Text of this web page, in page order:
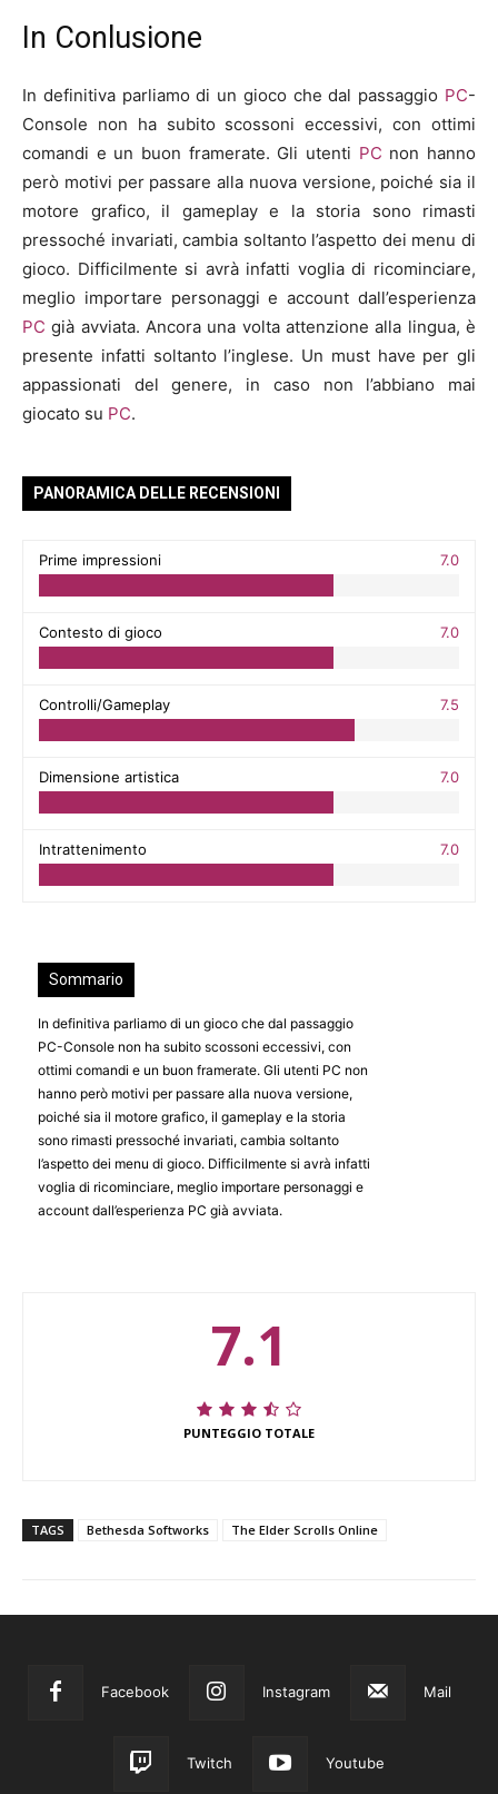
In Conlusione
In definitiva parliamo di un gioco che dal passaggio PC-
Console non ha subito scossoni eccessivi, con ottimi
comandi e un buon framerate. Gli utenti PC non hanno
però motivi per passare alla nuova versione, poiché sia il
motore grafico, il gameplay e la storia sono rimasti
pressoché invariati, cambia soltanto l’aspetto dei menu di
gioco. Difficilmente si avrà infatti voglia di ricominciare,
meglio importare personaggi e account dall’esperienza
PC già avviata. Ancora una volta attenzione alla lingua, è
presente infatti soltanto l’inglese. Un must have per gli
appassionati del genere, in caso non l’abbiano mai
giocato su PC.
PANORAMICA DELLE RECENSIONI
Prime impressioni 7.0
Contesto di gioco 7.0
Controlli/Gameplay 7.5
Dimensione artistica 7.0
Intrattenimento 7.0
Sommario
In definitiva parliamo di un gioco che dal passaggio
PC-Console non ha subito scossoni eccessivi, con
ottimi comandi e un buon framerate. Gli utenti PC non
hanno però motivi per passare alla nuova versione,
poiché sia il motore grafico, il gameplay e la storia
sono rimasti pressoché invariati, cambia soltanto
l’aspetto dei menu di gioco. Difficilmente si avrà infatti
voglia di ricominciare, meglio importare personaggi e
account dall’esperienza PC già avviata.
7.1
PUNTEGGIO TOTALE
TAGS Bethesda Softworks The Elder Scrolls Online
Facebook Instagram Mail
Twitch Youtube